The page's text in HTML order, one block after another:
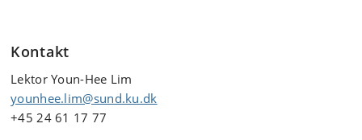
Kontakt
Lektor Youn-Hee Lim
younhee.lim@sund.ku.dk
+45 24 61 17 77